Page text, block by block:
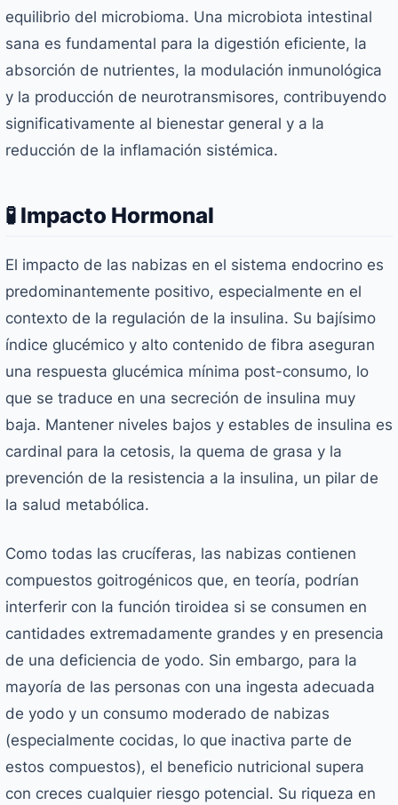
equilibrio del microbioma. Una microbiota intestinal
sana es fundamental para la digestión eficiente, la
absorción de nutrientes, la modulación inmunológica
y la producción de neurotransmisores, contribuyendo
significativamente al bienestar general y a la
reducción de la inflamación sistémica.
🧪 Impacto Hormonal
El impacto de las nabizas en el sistema endocrino es
predominantemente positivo, especialmente en el
contexto de la regulación de la insulina. Su bajísimo
índice glucémico y alto contenido de fibra aseguran
una respuesta glucémica mínima post-consumo, lo
que se traduce en una secreción de insulina muy
baja. Mantener niveles bajos y estables de insulina es
cardinal para la cetosis, la quema de grasa y la
prevención de la resistencia a la insulina, un pilar de
la salud metabólica.
Como todas las crucíferas, las nabizas contienen
compuestos goitrogénicos que, en teoría, podrían
interferir con la función tiroidea si se consumen en
cantidades extremadamente grandes y en presencia
de una deficiencia de yodo. Sin embargo, para la
mayoría de las personas con una ingesta adecuada
de yodo y un consumo moderado de nabizas
(especialmente cocidas, lo que inactiva parte de
estos compuestos), el beneficio nutricional supera
con creces cualquier riesgo potencial. Su riqueza en